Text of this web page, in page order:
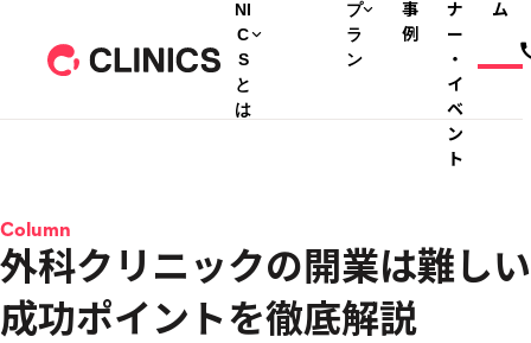
NI
C
S
と
は
プ
ラ
ン
事
例
ナ
ー
・
イ
ベ
ン
ト
ム
Column
外科クリニックの開業は難し
成功ポイントを徹底解説